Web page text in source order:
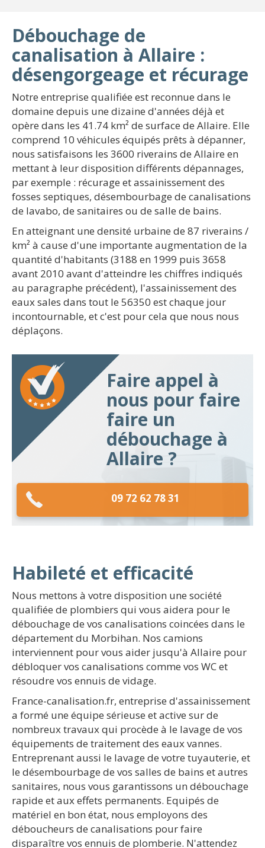
Débouchage de
canalisation à Allaire :
désengorgeage et récurage
Notre entreprise qualifiée est reconnue dans le
domaine depuis une dizaine d'années déjà et
opère dans les 41.74 km² de surface de Allaire. Elle
comprend 10 véhicules équipés prêts à dépanner,
nous satisfaisons les 3600 riverains de Allaire en
mettant à leur disposition différents dépannages,
par exemple : récurage et assainissement des
fosses septiques, désembourbage de canalisations
de lavabo, de sanitaires ou de salle de bains.
En atteignant une densité urbaine de 87 riverains /
km² à cause d'une importante augmentation de la
quantité d'habitants (3188 en 1999 puis 3658
avant 2010 avant d'atteindre les chiffres indiqués
au paragraphe précédent), l'assainissement des
eaux sales dans tout le 56350 est chaque jour
incontournable, et c'est pour cela que nous nous
déplaçons.
Faire appel à
nous pour faire
faire un
débouchage à
Allaire ?
09 72 62 78 31
Habileté et efficacité
Nous mettons à votre disposition une société
qualifiée de plombiers qui vous aidera pour le
débouchage de vos canalisations coincées dans le
département du Morbihan. Nos camions
interviennent pour vous aider jusqu'à Allaire pour
débloquer vos canalisations comme vos WC et
résoudre vos ennuis de vidage.
France-canalisation.fr, entreprise d'assainissement
a formé une équipe sérieuse et active sur de
nombreux travaux qui procède à le lavage de vos
équipements de traitement des eaux vannes.
Entreprenant aussi le lavage de votre tuyauterie, et
le désembourbage de vos salles de bains et autres
sanitaires, nous vous garantissons un débouchage
rapide et aux effets permanents. Equipés de
matériel en bon état, nous employons des
déboucheurs de canalisations pour faire
disparaître vos ennuis de plomberie. N'attendez